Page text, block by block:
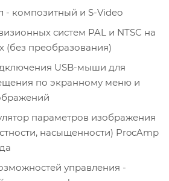
- композитный и S-Video
систем PAL и NTSC на
(без преобразования)
USB-мыши для
по экранному меню и
параметров изображения
насыщенности) ProcAmp
управления -